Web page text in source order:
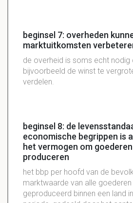
beginsel 7: overheden
marktuitkomsten
de overheid is soms echt
bijvoorbeeld de winst te
verdelen.
beginsel 8: de
economische begrippen is
het vermogen om
produceren
het bbp per hoofd van de
marktwaarde van alle goederen
geproduceerd binnen een land